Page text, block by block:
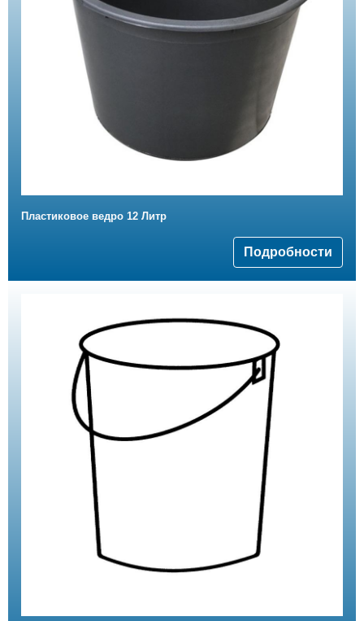
Пластиковое ведро 12 Литр
Подробности